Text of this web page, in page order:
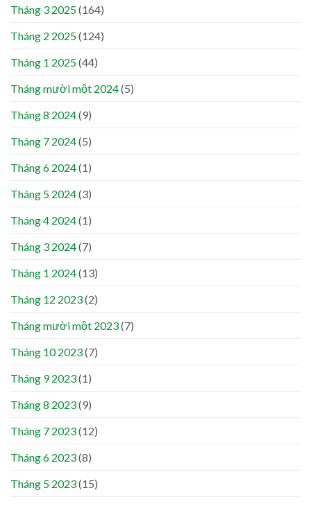
Tháng 3 2025(164)
Tháng 2 2025(124)
Tháng 1 2025(44)
Tháng mười một 2024(5)
Tháng 8 2024(9)
Tháng 7 2024(5)
Tháng 6 2024(1)
Tháng 5 2024(3)
Tháng 4 2024(1)
Tháng 3 2024(7)
Tháng 1 2024(13)
Tháng 12 2023(2)
Tháng mười một 2023(7)
Tháng 10 2023(7)
Tháng 9 2023(1)
Tháng 8 2023(9)
Tháng 7 2023(12)
Tháng 6 2023(8)
Tháng 5 2023(15)